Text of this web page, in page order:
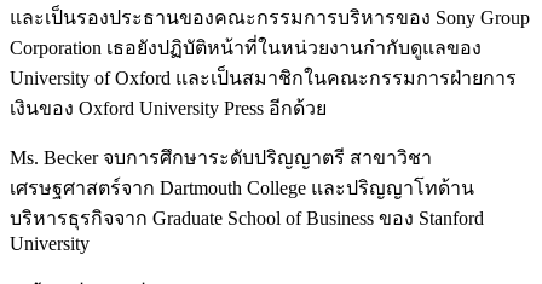
และเป็นรองประธานของคณะกรรมการบริหารของ Sony Group
Corporation เธอยังปฏิบัติหน้าที่ในหน่วยงานกำกับดูแลของ
University of Oxford และเป็นสมาชิกในคณะกรรมการฝ่ายการ
เงินของ Oxford University Press อีกด้วย
Ms. Becker จบการศึกษาระดับปริญญาตรี สาขาวิชา
เศรษฐศาสตร์จาก Dartmouth College และปริญญาโทด้าน
บริหารธุรกิจจาก Graduate School of Business ของ Stanford
University